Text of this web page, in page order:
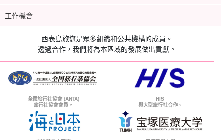
工作機會
西表島旅遊是眾多組織和公共機構的成員。
透過合作，我們將為本區域的發展做出貢獻。
全國旅行社協會 (ANTA)
旅行社協會會員。
HIS
與大型旅行社合作。